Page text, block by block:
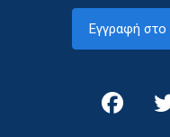
Εγγραφή